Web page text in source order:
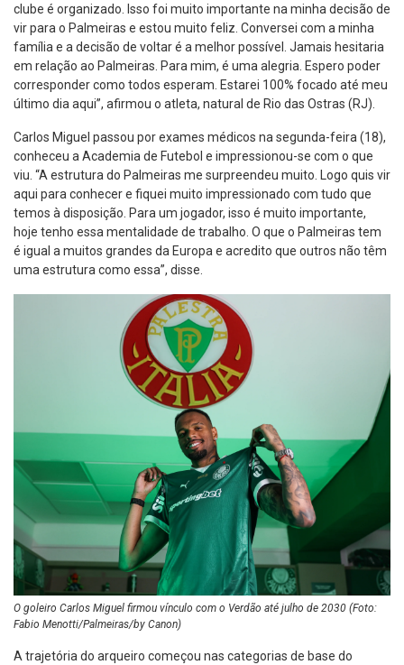
clube é organizado. Isso foi muito importante na minha decisão de
vir para o Palmeiras e estou muito feliz. Conversei com a minha
família e a decisão de voltar é a melhor possível. Jamais hesitaria
em relação ao Palmeiras. Para mim, é uma alegria. Espero poder
corresponder como todos esperam. Estarei 100% focado até meu
último dia aqui”, afirmou o atleta, natural de Rio das Ostras (RJ).
Carlos Miguel passou por exames médicos na segunda-feira (18),
conheceu a Academia de Futebol e impressionou-se com o que
viu. “A estrutura do Palmeiras me surpreendeu muito. Logo quis vir
aqui para conhecer e fiquei muito impressionado com tudo que
temos à disposição. Para um jogador, isso é muito importante,
hoje tenho essa mentalidade de trabalho. O que o Palmeiras tem
é igual a muitos grandes da Europa e acredito que outros não têm
uma estrutura como essa”, disse.
O goleiro Carlos Miguel firmou vínculo com o Verdão até julho de 2030 (Foto:
Fabio Menotti/Palmeiras/by Canon)
A trajetória do arqueiro começou nas categorias de base do